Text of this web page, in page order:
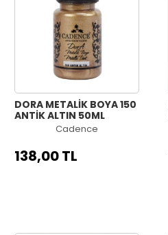
DORA METALİK BOYA 150
ANTİK ALTIN 50ML
Cadence
138,00 TL